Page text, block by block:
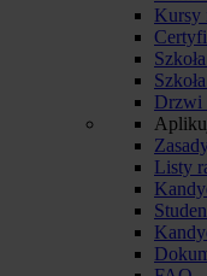
Kursy
Drzwi
Listy